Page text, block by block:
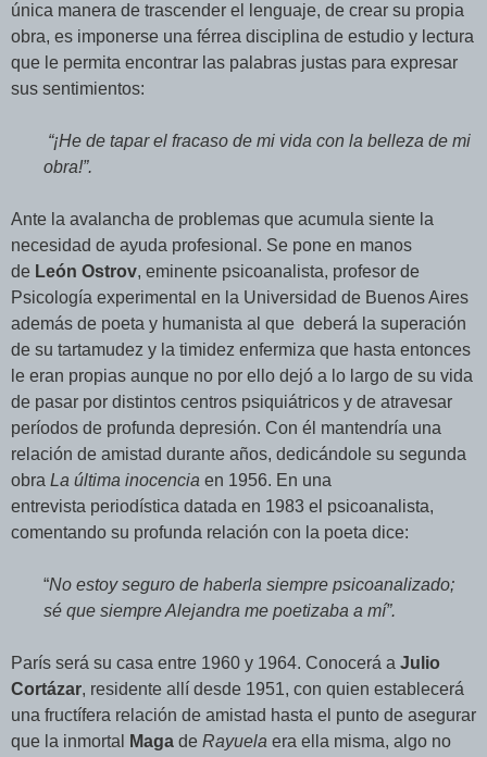
única manera de trascender el lenguaje, de crear su propia
obra, es imponerse una férrea disciplina de estudio y lectura
que le permita encontrar las palabras justas para expresar
sus sentimientos:
“¡He de tapar el fracaso de mi vida con la belleza de mi
obra!”.
Ante la avalancha de problemas que acumula siente la
necesidad de ayuda profesional. Se pone en manos
de León Ostrov, eminente psicoanalista, profesor de
Psicología experimental en la Universidad de Buenos Aires
además de poeta y humanista al que deberá la superación
de su tartamudez y la timidez enfermiza que hasta entonces
le eran propias aunque no por ello dejó a lo largo de su vida
de pasar por distintos centros psiquiátricos y de atravesar
períodos de profunda depresión. Con él mantendría una
relación de amistad durante años, dedicándole su segunda
obra La última inocencia en 1956. En una
entrevista periodística datada en 1983 el psicoanalista,
comentando su profunda relación con la poeta dice:
“No estoy seguro de haberla siempre psicoanalizado;
sé que siempre Alejandra me poetizaba a mí”.
París será su casa entre 1960 y 1964. Conocerá a Julio
Cortázar, residente allí desde 1951, con quien establecerá
una fructífera relación de amistad hasta el punto de asegurar
que la inmortal
Maga de Rayuela era ella misma, algo no